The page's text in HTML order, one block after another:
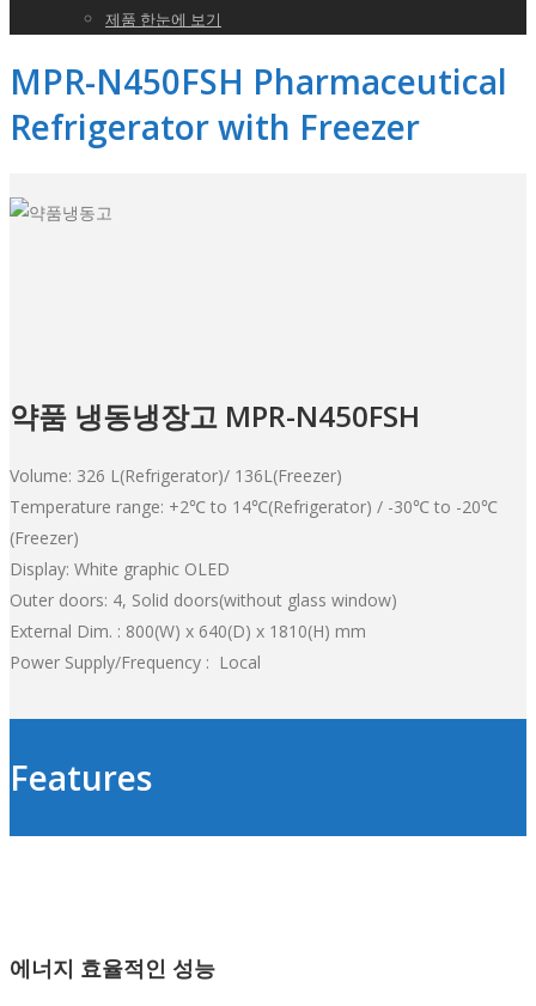
제품 한눈에 보기
MPR-N450FSH Pharmaceutical
Refrigerator with Freezer
약품 냉동냉장고 MPR-N450FSH
Volume: 326 L(Refrigerator)/ 136L(Freezer)
Temperature range: +2℃ to 14℃(Refrigerator) / -30℃ to -20℃
(Freezer)
Display: White graphic OLED
Outer doors: 4, Solid doors(without glass window)
External Dim. : 800(W) x 640(D) x 1810(H) mm
Power Supply/Frequency : Local
Features
에너지 효율적인 성능